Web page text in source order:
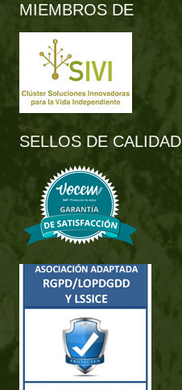
MIEMBROS DE
SELLOS DE CALIDAD